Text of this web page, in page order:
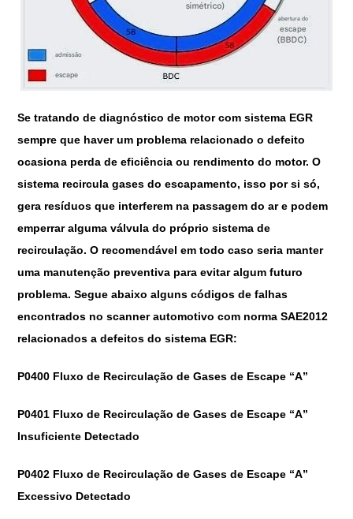
Se tratando de diagnóstico de motor com sistema EGR
sempre que haver um problema relacionado o defeito
ocasiona perda de eficiência ou rendimento do motor. O
sistema recircula gases do escapamento, isso por si só,
gera resíduos que interferem na passagem do ar e podem
emperrar alguma válvula do próprio sistema de
recirculação. O recomendável em todo caso seria manter
uma manutenção preventiva para evitar algum futuro
problema. Segue abaixo alguns códigos de falhas
encontrados no scanner automotivo com norma SAE2012
relacionados a defeitos do sistema EGR:
P0400 Fluxo de Recirculação de Gases de Escape “A”
P0401 Fluxo de Recirculação de Gases de Escape “A”
Insuficiente Detectado
P0402 Fluxo de Recirculação de Gases de Escape “A”
Excessivo Detectado